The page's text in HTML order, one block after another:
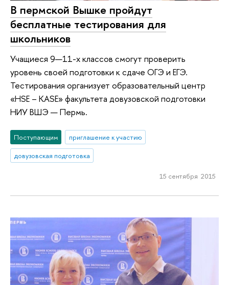
В пермской Вышке пройдут
бесплатные тестирования для
школьников
Учащиеся 9—11-х классов смогут проверить
уровень своей подготовки к сдаче ОГЭ и ЕГЭ.
Тестирования организует образовательный центр
«HSE – KASE» факультета довузовской подготовки
НИУ ВШЭ — Пермь.
Поступающим
приглашение к участию
довузовская подготовка
15 сентября 2015